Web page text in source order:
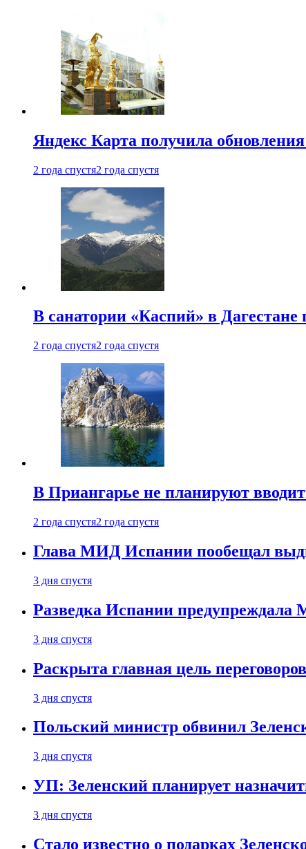
Яндекс Карта получила
2 года спустя2 года спустя
В санатории «Каспий» в Дагестане
2 года спустя2 года спустя
В Приангарье не планируют
2 года спустя2 года спустя
Глава МИД Испании пообещал
3 дня спустя
Разведка Испании
3 дня спустя
Раскрыта главная цель
3 дня спустя
Польский министр обвинил
3 дня спустя
УП: Зеленский планирует
3 дня спустя
Стало известно о подарках